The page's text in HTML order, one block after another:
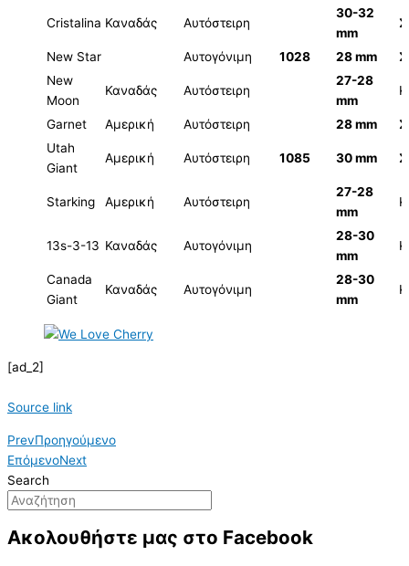
Cristalina Καναδάς Αυτόστειρη
30-32
mm
New Star Αυτογόνιμη 1028 28 mm
New
Moon
Καναδάς Αυτόστειρη
27-28
mm
Garnet Αμερική Αυτόστειρη 28 mm
Utah
Giant
Αμερική Αυτόστειρη 1085 30 mm
Starking Αμερική Αυτόστειρη
27-28
mm
13s-3-13 Καναδάς Αυτογόνιμη
28-30
mm
Canada
Giant
Καναδάς Αυτογόνιμη
28-30
mm
[ad_2]
Source link
PrevΠροηγούμενο
ΕπόμενοNext
Search
Ακολουθήστε μας στο Facebook